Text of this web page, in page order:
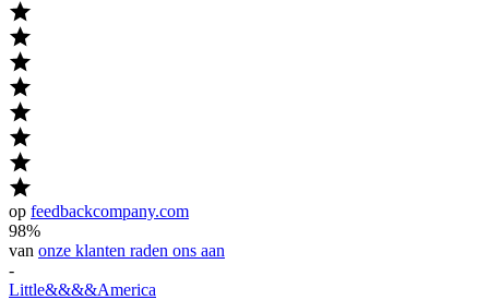
op feedbackcompany.com
98%
van onze klanten raden ons aan
-
Little&&&&America